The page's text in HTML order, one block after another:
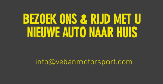
BEZOEK ONS & RIJD MET U
NIEUWE AUTO NAAR HUIS
info@vebanmotorsport.com